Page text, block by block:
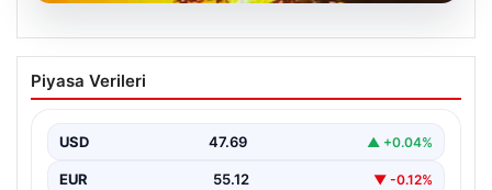
05.08.2026
Şişli’de Silahlı Saldırı: Nilda Müge
Şahin’e Kurşunlar Yağdı
Eczaneden ilaç aldıktan sonra kardeşini bekleyen 26…
Piyasa Verileri
USD 47.69 ▲ +0.04%
EUR 55.12 ▼ -0.12%